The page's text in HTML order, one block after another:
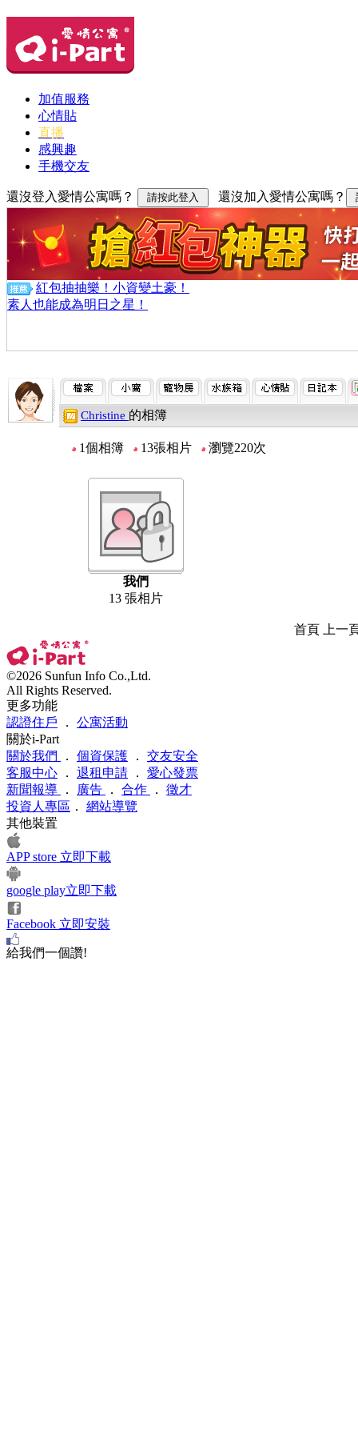
加值服務
心情貼
直播
感興趣
手機交友
還沒登入愛情公寓嗎？ 還沒加入愛情公寓嗎？
紅包抽抽樂！小資變土豪！
素人也能成為明日之星！
Christine 的相簿
1個相簿 13張相片 瀏覽220次
我們
13 張相片
首頁 上一
©2026 Sunfun Info Co.,Ltd.
All Rights Reserved.
更多功能
認證住戶 ． 公寓活動
關於i-Part
關於我們
． 個資保護 ． 交友安全
客服中心 ． 退租申請 ． 愛心發票
新聞報導
． 廣告 ． 合作 ． 徵才
投資人專區 ． 網站導覽
其他裝置
APP store 立即下載
google play立即下載
Facebook 立即安裝
給我們一個讚!